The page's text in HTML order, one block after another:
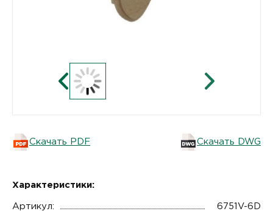
Скачать PDF Скачать DWG
Характеристики:
Артикул:
6751V-6D